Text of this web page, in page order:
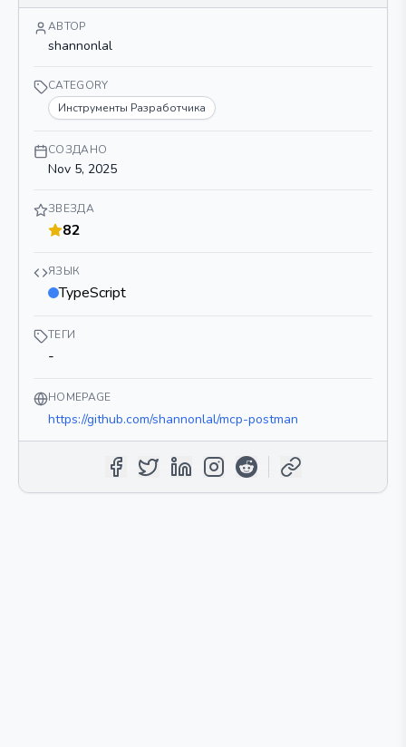
АВТОР
shannonlal
CATEGORY
Инструменты Разработчика
СОЗДАНО
Nov 5, 2025
ЗВЕЗДА
82
ЯЗЫК
TypeScript
ТЕГИ
-
HOMEPAGE
https://github.com/shannonlal/mcp-postman